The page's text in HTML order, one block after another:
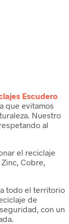
Escudero
que evitamos
Nuestro
al
el reciclaje
Cobre,
todo el territorio
de
con un